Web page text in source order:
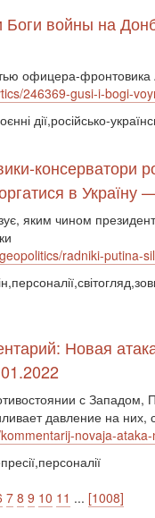
Боги войны на
офицера-
246369-gusi-i-bogi-
дії,російсько-
консерватори
в Україну
яким чином
radniki-putina-
Новая
с Западом,
давление на
novaja-
7 8 9 10 11 ... [1008]